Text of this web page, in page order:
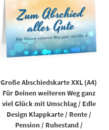
Große Abschiedskarte XXL (A4)
Für Deinen weiteren Weg ganz
viel Glück mit Umschlag / Edle
Design Klappkarte / Rente /
Pension / Ruhestand /